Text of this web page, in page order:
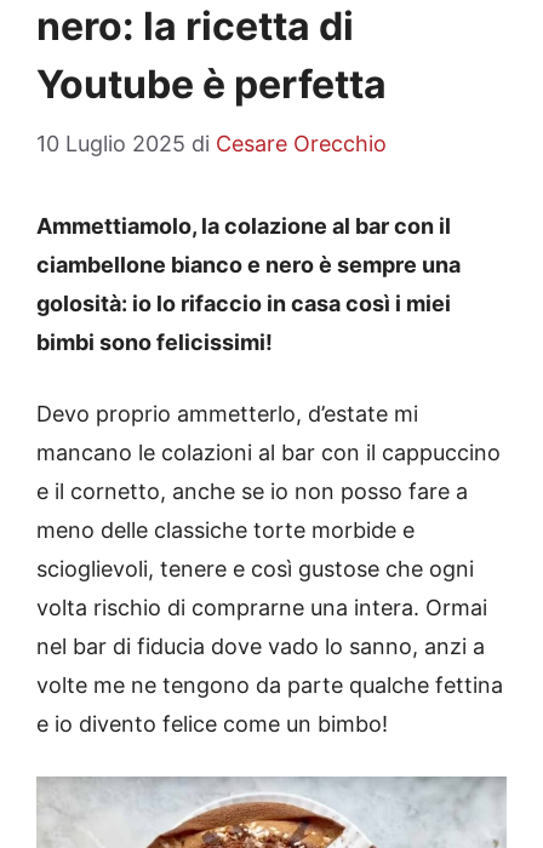
nero: la ricetta di
Youtube è perfetta
10 Luglio 2025 di Cesare Orecchio
Ammettiamolo, la colazione al bar con il
ciambellone bianco e nero è sempre una
golosità: io lo rifaccio in casa così i miei
bimbi sono felicissimi!
Devo proprio ammetterlo, d’estate mi
mancano le colazioni al bar con il cappuccino
e il cornetto, anche se io non posso fare a
meno delle classiche torte morbide e
scioglievoli, tenere e così gustose che ogni
volta rischio di comprarne una intera. Ormai
nel bar di fiducia dove vado lo sanno, anzi a
volte me ne tengono da parte qualche fettina
e io divento felice come un bimbo!